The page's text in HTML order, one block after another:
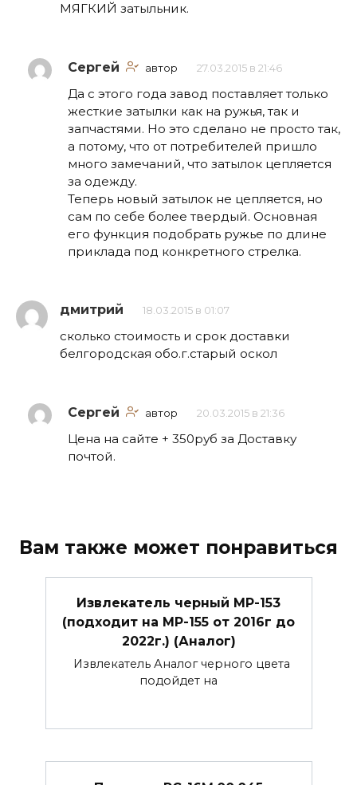
МЯГКИЙ затыльник.
Сергей автор 27.03.2015 в 21:46
Да с этого года завод поставляет только
жесткие затылки как на ружья, так и
запчастями. Но это сделано не просто так,
а потому, что от потребителей пришло
много замечаний, что затылок цепляется
за одежду.
Теперь новый затылок не цепляется, но
сам по себе более твердый. Основная
его функция подобрать ружье по длине
приклада под конкретного стрелка.
дмитрий 18.03.2015 в 01:07
сколько стоимость и срок доставки
белгородская обо.г.старый оскол
Сергей автор 20.03.2015 в 21:36
Цена на сайте + 350руб за Доставку
почтой.
Вам также может понравиться
Извлекатель черный МР-153
(подходит на МР-155 от 2016г до
2022г.) (Аналог)
Извлекатель Аналог черного цвета
подойдет на